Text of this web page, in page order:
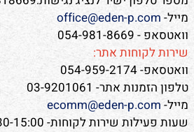
מייל- office@eden-p.com
וואטסאפ - 054-981-8669
שירות לקוחות אתר:
וואטסאפ- 054-959-2174
טלפון הזמנות אתר- 03-9201061
מייל- ecomm@eden-p.com
שעות פעילות שירות לקוחות- 8:30-15:00